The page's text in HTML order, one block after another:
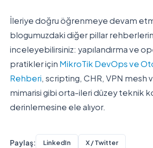
İleriye doğru öğrenmeye devam
blogumuzdaki diğer pillar
inceleyebilirsiniz: yapılandırma ve
pratikler için MikroTik DevOps ve
Rehberi, scripting, CHR, VPN mesh
mimarisi gibi orta-ileri düzey teknik
derinlemesine ele alıyor.
Paylaş: LinkedIn X / Twitter